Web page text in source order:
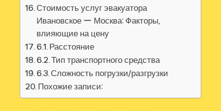
Стоимость услуг эвакуатора
Ивановское ー Москва: Факторы,
влияющие на цену
6.1. Расстояние
6.2. Тип транспортного средства
6.3. Сложность погрузки/разгрузки
Похожие записи: